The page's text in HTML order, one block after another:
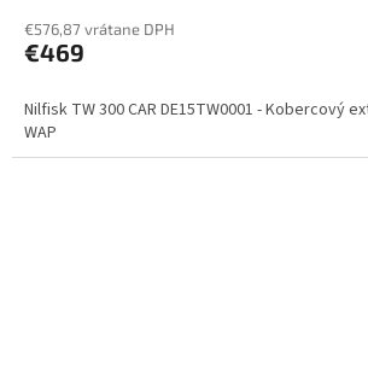
€576,87 vrátane DPH
€469
Nilfisk TW 300 CAR DE15TW0001 - Kobercový
WAP